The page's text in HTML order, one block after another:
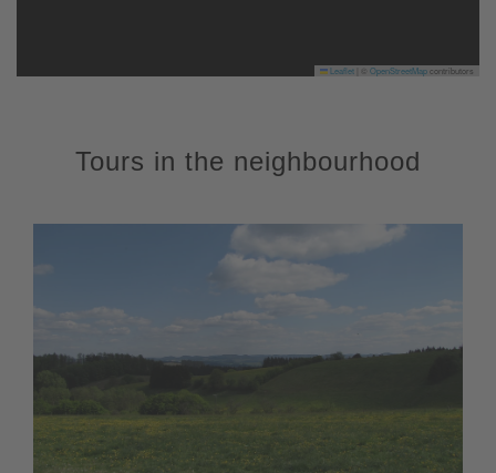
Leaflet OpenStreetMapcontributors
Tours in the neighbourhood